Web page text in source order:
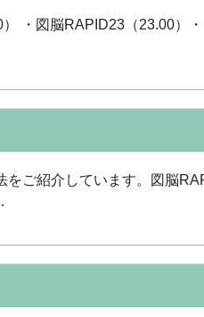
・図脳RAPID23（23.00）
ご紹介しています。図脳